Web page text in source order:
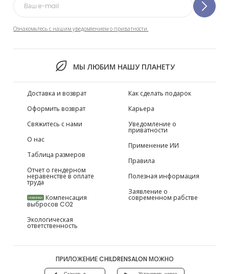
Ознакомьтесь с нашим уведомлением о приватности.
МЫ ЛЮБИМ НАШУ ПЛАНЕТУ
Доставка и возврат
Оформить возврат
Свяжитесь с нами
О нас
Таблица размеров
Отчет о гендерном
неравенстве в оплате
труда
НОВИНКИ Компенсация
выбросов CO2
Экологическая
ответственность
Как сделать подарок
Карьера
Уведомление о
приватности
Применение ИИ
Правила
Полезная информация
Заявление о
современном рабстве
ПРИЛОЖЕНИЕ CHILDRENSALON МОЖНО